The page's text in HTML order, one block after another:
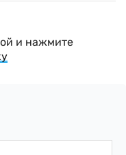
и нажмите